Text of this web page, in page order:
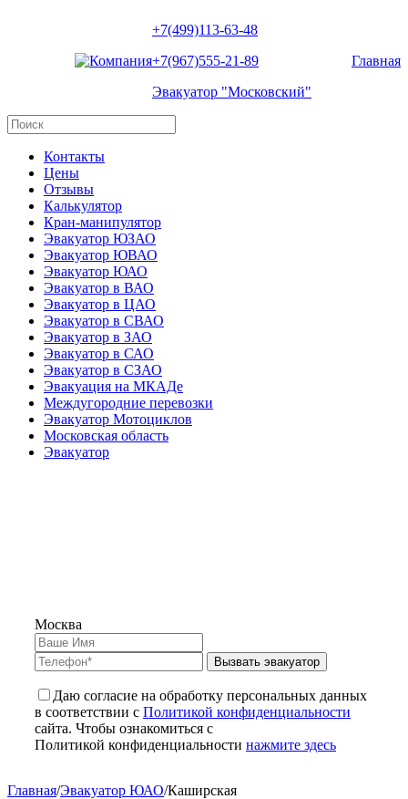
+7(499)113-63-48
+7(967)555-21-89
Эвакуатор "Московский"
Главная
Контакты
Цены
Отзывы
Калькулятор
Кран-манипулятор
Эвакуатор ЮЗАО
Эвакуатор ЮВАО
Эвакуатор ЮАО
Эвакуатор в ВАО
Эвакуатор в ЦАО
Эвакуатор в СВАО
Эвакуатор в ЗАО
Эвакуатор в САО
Эвакуатор в СЗАО
Эвакуация на МКАДе
Междугородние перевозки
Эвакуатор Мотоциклов
Московская область
Эвакуатор
Москва
Вызвать эвакуатор
Даю согласие на обработку персональных данных
в соответствии с Политикой конфиденциальности
сайта. Чтобы ознакомиться с
Политикой конфиденциальности нажмите здесь
Главная/Эвакуатор ЮАО/Каширская